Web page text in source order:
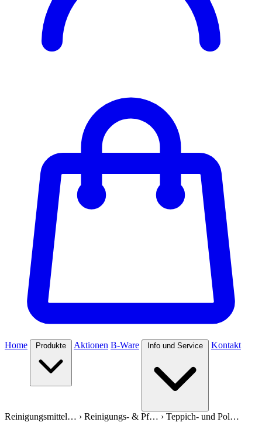
Home Produkte Aktionen B-Ware Info und Service Kontakt
Reinigungsmittel… › Reinigungs- & Pf… › Teppich- und Pol…